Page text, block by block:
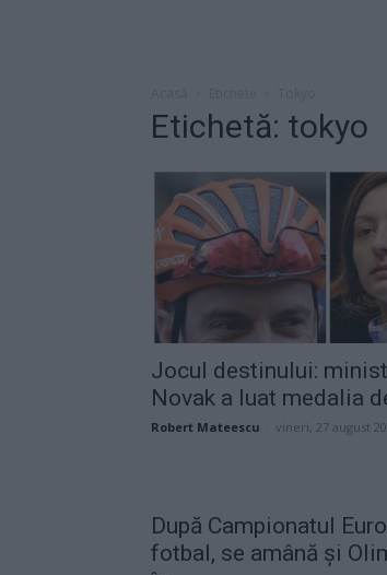
Etichetă: tokyo
Jocul destinului:
Novak a luat medalia
Robert Mateescu vineri, 27 august
După Campionatul
fotbal, se amână și